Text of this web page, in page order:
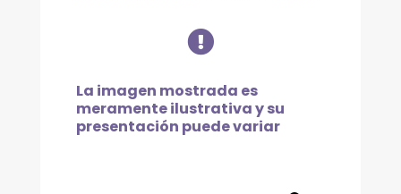

La imagen mostrada es
meramente ilustrativa y su
presentación puede variar